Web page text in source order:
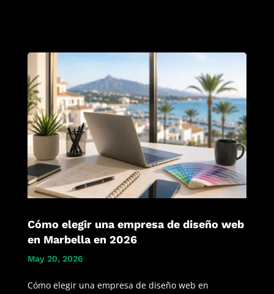
Cómo elegir una empresa de diseño web
en Marbella en 2026
May 20, 2026
Cómo elegir una empresa de diseño web en